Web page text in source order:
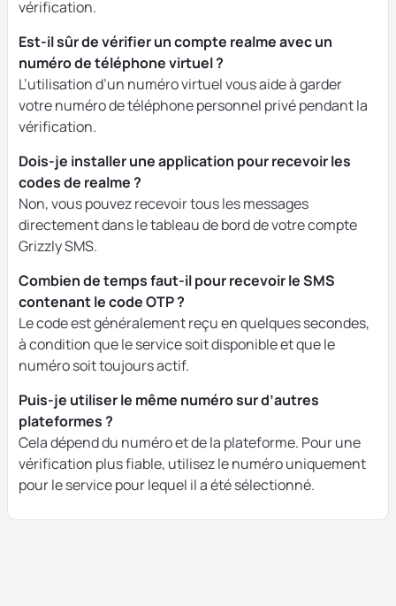
vérification.
Est-il sûr de vérifier un compte realme avec un
numéro de téléphone virtuel ?
L’utilisation d’un numéro virtuel vous aide à garder
votre numéro de téléphone personnel privé pendant la
vérification.
Dois-je installer une application pour recevoir les
codes de realme ?
Non, vous pouvez recevoir tous les messages
directement dans le tableau de bord de votre compte
Grizzly SMS.
Combien de temps faut-il pour recevoir le SMS
contenant le code OTP ?
Le code est généralement reçu en quelques secondes,
à condition que le service soit disponible et que le
numéro soit toujours actif.
Puis-je utiliser le même numéro sur d’autres
plateformes ?
Cela dépend du numéro et de la plateforme. Pour une
vérification plus fiable, utilisez le numéro uniquement
pour le service pour lequel il a été sélectionné.